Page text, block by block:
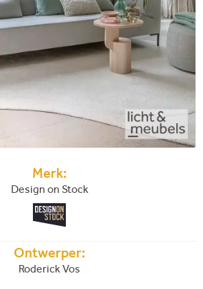
Merk:
Design on Stock
Ontwerper:
Roderick Vos